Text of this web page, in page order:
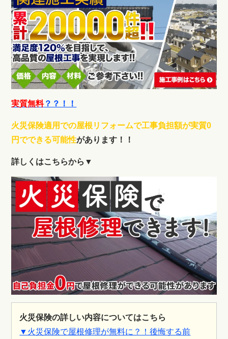
実質無料？？！！
火災保険適用での屋根リフォームで工事負担額が実質0
円でできる可能性があります！！
詳しくはこちらから▼
火災保険の詳しい内容についてはこちら
▼火災保険で屋根修理が無料に？！後悔する前